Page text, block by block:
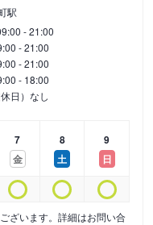
駅
- 21:00
- 21:00
- 21:00
- 18:00
休日）なし
7
金
8
土
9
日
ざいます。詳細はお問い合